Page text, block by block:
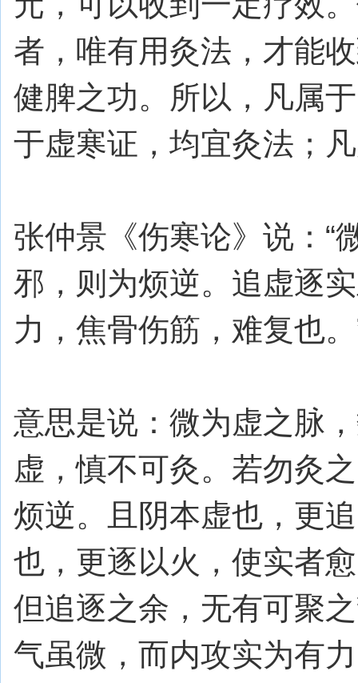
者，唯有用灸法，才能
健脾之功。所以，凡属
于虚寒证，均宜灸法；
张仲景《伤寒论》说：“
邪，则为烦逆。追虚逐
力，焦骨伤筋，难复也。
意思是说：微为虚之脉
虚，慎不可灸。若勿灸
烦逆。且阴本虚也，更
也，更逐以火，使实者
但追逐之余，无有可聚
气虽微，而内攻实为有